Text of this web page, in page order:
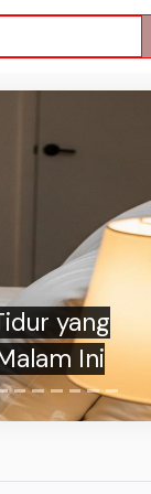
yang
Ini